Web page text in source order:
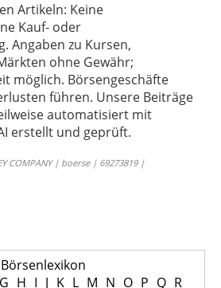
Artikeln: Keine
Kauf- oder
Angaben zu Kursen,
ohne Gewähr;
möglich. Börsengeschäfte
führen. Unsere Beiträge
automatisiert mit
erstellt und geprüft.
COMPANY | boerse | 69273819 |
Börsenlexikon
G H I J K L M N O P Q R